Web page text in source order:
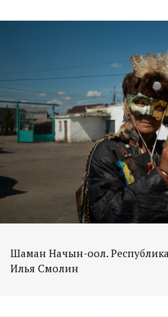
Шаман Начын-оол.
Илья Смолин